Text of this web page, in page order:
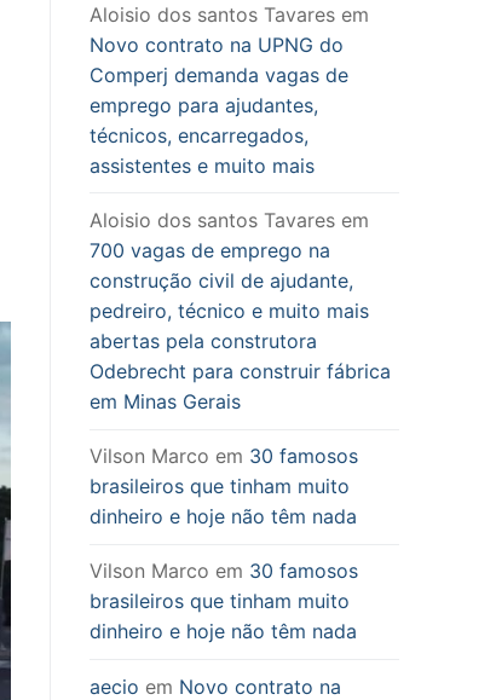
Aloisio dos santos Tavares em
Novo contrato na UPNG do
Comperj demanda vagas de
emprego para ajudantes,
técnicos, encarregados,
assistentes e muito mais
Aloisio dos santos Tavares em
700 vagas de emprego na
construção civil de ajudante,
pedreiro, técnico e muito mais
abertas pela construtora
Odebrecht para construir fábrica
em Minas Gerais
Vilson Marco em 30 famosos
brasileiros que tinham muito
dinheiro e hoje não têm nada
Vilson Marco em 30 famosos
brasileiros que tinham muito
dinheiro e hoje não têm nada
aecio em Novo contrato na